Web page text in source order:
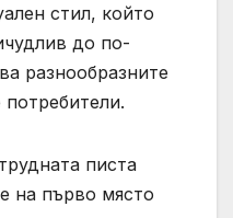
стил, който
до по-
разнообразните
писта
на първо място